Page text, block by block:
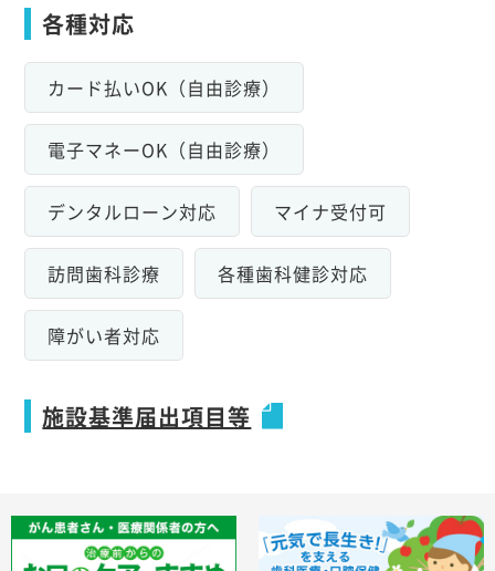
各種対応
カード払いOK（自由診療）
電子マネーOK（自由診療）
デンタルローン対応 マイナ受付可
訪問歯科診療 各種歯科健診対応
障がい者対応
施設基準届出項目等